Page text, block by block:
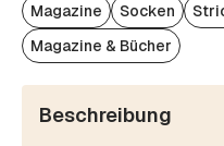
Magazine Socken
Magazine & Bücher
Beschreibung